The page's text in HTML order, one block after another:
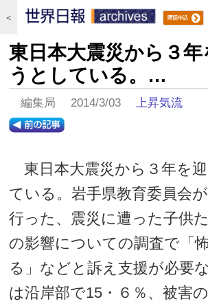
＜
東日本大震災から３年
うとしている。…
編集局 2014/3/03上昇気流
東日本大震災から３年を
ている。岩手県教育委員会
行った、震災に遭った子供
の影響についての調査で「
る」などと訴え支援が必要
は沿岸部で15・６％、被害